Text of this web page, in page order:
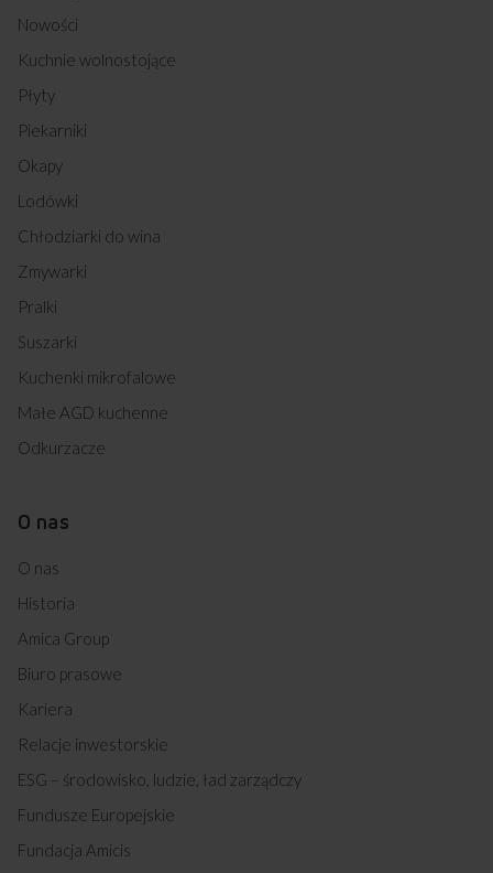
Nowości
Kuchnie wolnostojące
Płyty
Piekarniki
Okapy
Lodówki
Chłodziarki do wina
Zmywarki
Pralki
Suszarki
Kuchenki mikrofalowe
Małe AGD kuchenne
Odkurzacze
O nas
O nas
Historia
Amica Group
Biuro prasowe
Kariera
Relacje inwestorskie
ESG – środowisko, ludzie, ład zarządczy
Fundusze Europejskie
Fundacja Amicis